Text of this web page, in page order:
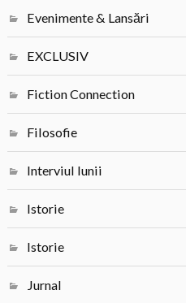
Evenimente & Lansări
EXCLUSIV
Fiction Connection
Filosofie
Interviul lunii
Istorie
Istorie
Jurnal